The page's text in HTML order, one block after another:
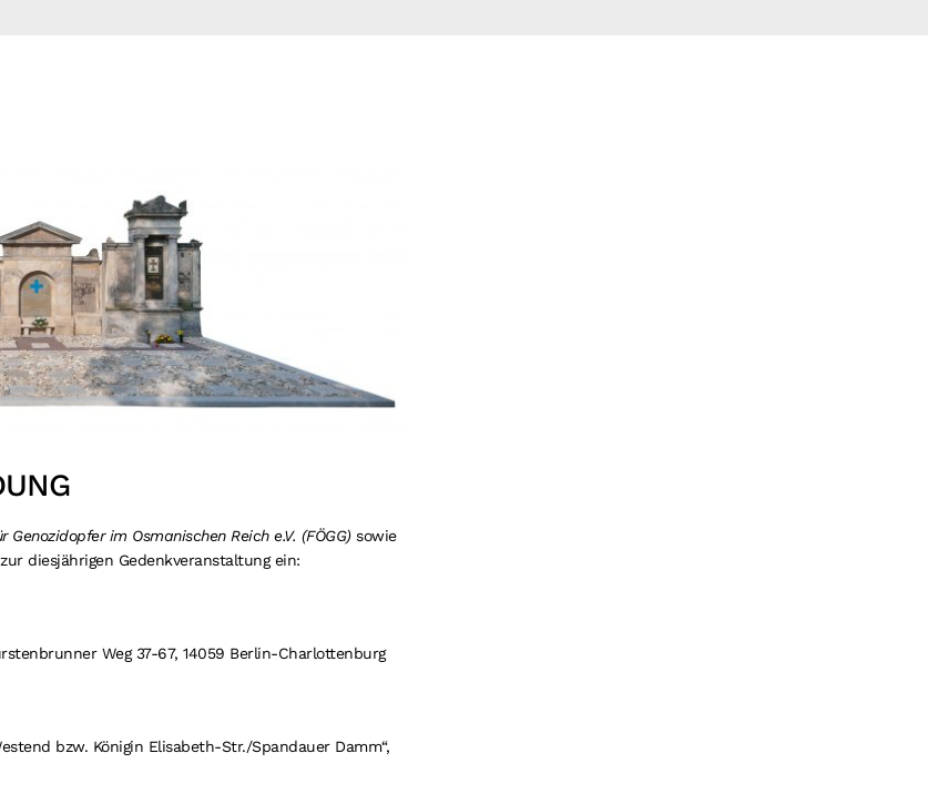
im Osmanischen Reich e.V. (FÖGG)sowie
diesjährigen Gedenkveranstaltung ein:
Weg 37-67, 14059 Berlin-Charlottenburg
bzw. Königin Elisabeth-Str./Spandauer Damm“,